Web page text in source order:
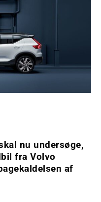
nu undersøge,
fra Volvo
af